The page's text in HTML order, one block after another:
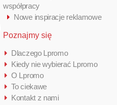
współpracy
Nowe inspiracje reklamowe
Poznajmy się
Dlaczego Lpromo
Kiedy nie wybierać Lpromo
O Lpromo
To ciekawe
Kontakt z nami